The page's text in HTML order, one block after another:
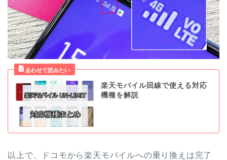
楽天モバイル回線で使える対応
機種を解説
以上で、ドコモから楽天モバイルへの乗り換えは完了